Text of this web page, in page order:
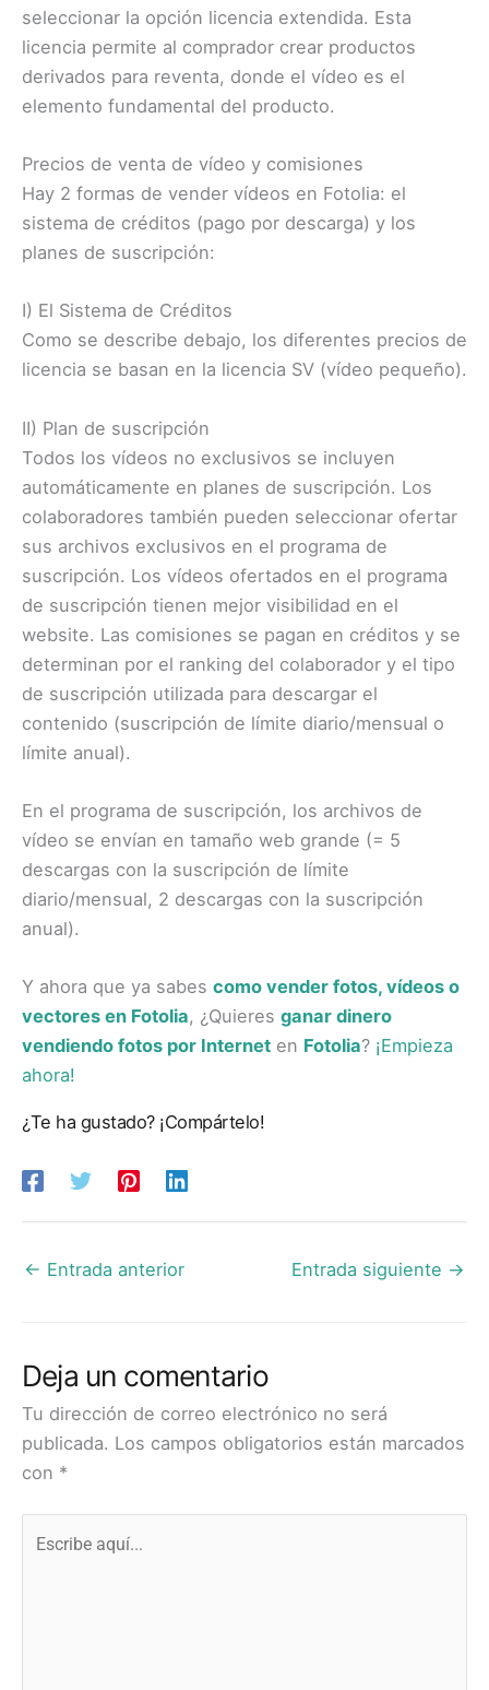
seleccionar la opción licencia extendida. Esta
licencia permite al comprador crear productos
derivados para reventa, donde el vídeo es el
elemento fundamental del producto.
Precios de venta de vídeo y comisiones
Hay 2 formas de vender vídeos en Fotolia: el
sistema de créditos (pago por descarga) y los
planes de suscripción:
I) El Sistema de Créditos
Como se describe debajo, los diferentes precios de
licencia se basan en la licencia SV (vídeo pequeño).
II) Plan de suscripción
Todos los vídeos no exclusivos se incluyen
automáticamente en planes de suscripción. Los
colaboradores también pueden seleccionar ofertar
sus archivos exclusivos en el programa de
suscripción. Los vídeos ofertados en el programa
de suscripción tienen mejor visibilidad en el
website. Las comisiones se pagan en créditos y se
determinan por el ranking del colaborador y el tipo
de suscripción utilizada para descargar el
contenido (suscripción de límite diario/mensual o
límite anual).
En el programa de suscripción, los archivos de
vídeo se envían en tamaño web grande (= 5
descargas con la suscripción de límite
diario/mensual, 2 descargas con la suscripción
anual).
Y ahora que ya sabes como vender fotos, vídeos o
vectores en Fotolia, ¿Quieres ganar dinero
vendiendo fotos por Internet en Fotolia? ¡Empieza
ahora!
¿Te ha gustado? ¡Compártelo!
← Entrada anterior Entrada siguiente →
Deja un comentario
Tu dirección de correo electrónico no será
publicada. Los campos obligatorios están marcados
con *